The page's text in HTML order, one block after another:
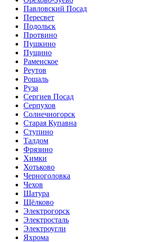
Павловский Посад
Пересвет
Подольск
Протвино
Пушкино
Пущино
Раменское
Реутов
Рошаль
Руза
Сергиев Посад
Серпухов
Солнечногорск
Старая Купавна
Ступино
Талдом
Фрязино
Химки
Хотьково
Черноголовка
Чехов
Шатура
Щёлково
Электрогорск
Электросталь
Электроугли
Яхрома